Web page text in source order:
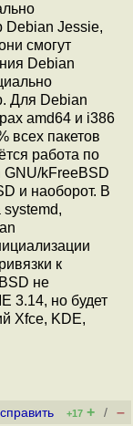
Debian Jessie,
смогут
Debian
Для Debian
amd64 и i386
всех пакетов
работа по
GNU/kFreeBSD
и наоборот. В
systemd,
к
не
3.14, но будет
Xfce, KDE,
+17 + / –